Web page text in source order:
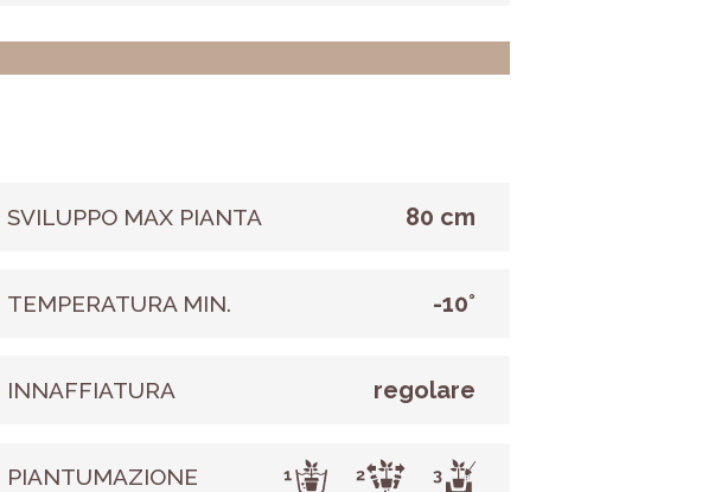
SVILUPPO MAX PIANTA 80 cm
TEMPERATURA MIN. -10°
INNAFFIATURA regolare
PIANTUMAZIONE